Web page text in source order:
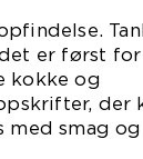
er først
kokke og
der
smag